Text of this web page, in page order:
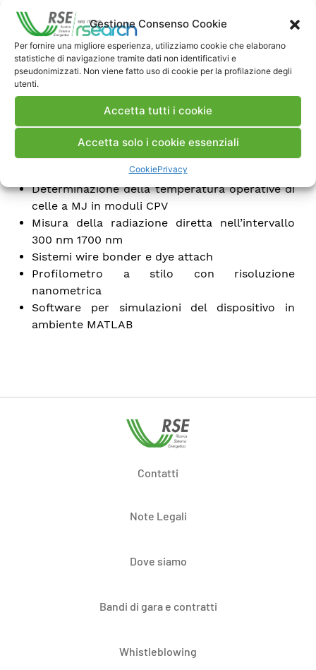
Gestione Consenso Cookie
Per fornire una migliore esperienza, utilizziamo cookie che elaborano
statistiche di navigazione tramite dati non identificativi e
pseudonimizzati. Non viene fatto uso di cookie per la profilazione degli
utenti.
Accetta tutti i cookie
Accetta solo i cookie essenziali
CookiePrivacy
Misure di efficienza quantica per celle a
Multigiunzione
Misure di riflettività
Misure curve IV al simulatore solare in
concentrazione fino a 5000 soli
Misura dei coefficienti di temperatura
Misure caratteristiche IV al buio
Misura 2D dell’angolo di accettazione del
modulo CPV
Misure di mismatch termottico
Determinazione della temperatura operative di
celle a MJ in moduli CPV
Misura della radiazione diretta nell’intervallo
300 nm 1700 nm
Sistemi wire bonder e dye attach
Profilometro a stilo con risoluzione
nanometrica
Software per simulazioni del dispositivo in
ambiente MATLAB
Contatti
Note Legali
Dove siamo
Bandi di gara e contratti
Whistleblowing